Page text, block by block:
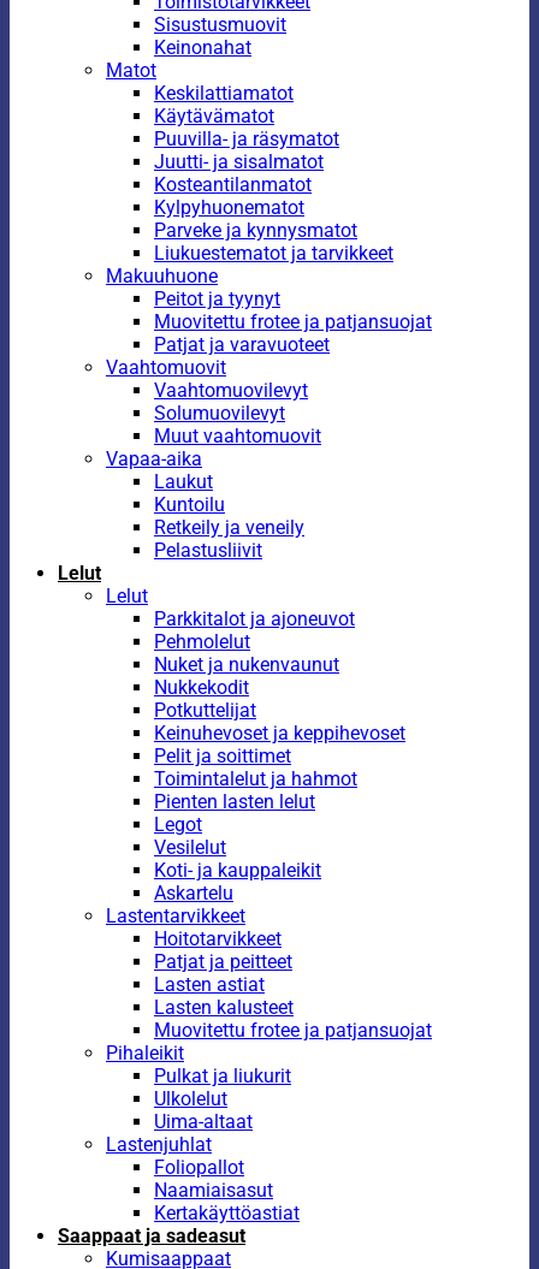
Sisustusmuovit
Keinonahat
Matot
Keskilattiamatot
Käytävämatot
Puuvilla- ja räsymatot
Juutti- ja sisalmatot
Kosteantilanmatot
Kylpyhuonematot
Parveke ja kynnysmatot
Liukuestematot ja tarvikkeet
Makuuhuone
Peitot ja tyynyt
Muovitettu frotee ja patjansuojat
Patjat ja varavuoteet
Vaahtomuovit
Vaahtomuovilevyt
Solumuovilevyt
Muut vaahtomuovit
Vapaa-aika
Laukut
Kuntoilu
Retkeily ja veneily
Pelastusliivit
Lelut
Lelut
Parkkitalot ja ajoneuvot
Pehmolelut
Nuket ja nukenvaunut
Nukkekodit
Potkuttelijat
Keinuhevoset ja keppihevoset
Pelit ja soittimet
Toimintalelut ja hahmot
Pienten lasten lelut
Legot
Vesilelut
Koti- ja kauppaleikit
Askartelu
Lastentarvikkeet
Hoitotarvikkeet
Patjat ja peitteet
Lasten astiat
Lasten kalusteet
Muovitettu frotee ja patjansuojat
Pihaleikit
Pulkat ja liukurit
Ulkolelut
Uima-altaat
Lastenjuhlat
Foliopallot
Naamiaisasut
Kertakäyttöastiat
Saappaat ja sadeasut
Kumisaappaat